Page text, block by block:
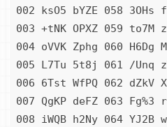
002 ksO5 bYZE 058 3OHs
003 +tNK OPXZ 059 to7M
004 oVVK Zphg 060 H6Dg
005 L7Tu 5t8j 061 /Unq
006 6Tst WfPQ 062 dZkV
007 QgKP deFZ 063
008 iWQB h2Ny 064 YJ2B